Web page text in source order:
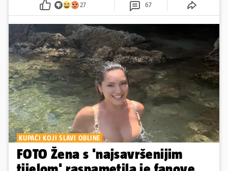
27 67
KUPAĆI KOJI SLAVI OBLINE
FOTO Žena s 'najsavršenijim